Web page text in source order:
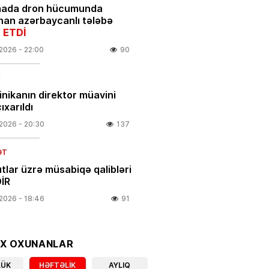
dron hücumunda
azərbaycanlı tələbə
- 22:00 90
direktor müavini
- 20:30 137
üzrə müsabiqə qalibləri
- 18:46 91
olacaq, dolu düşəcək –
OXUNANLAR
HƏFTƏLIK AYLIQ